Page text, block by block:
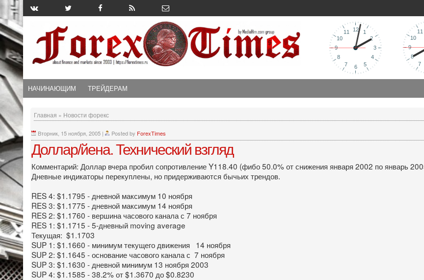
НАЧИНАЮЩИМ ТРЕЙДЕРАМ
Главная » Новости форекс
Вторник, 15 ноября, 2005 | Posted by ForexTimes
Доллар/йена. Технический взгляд
Комментарий: Доллар вчера пробил сопротивление Y118.40 (фибо 50.0% от снижения января 2002 по январь
Дневные индикаторы перекуплены, но придерживаются бычьих трендов.
RES 4: $1.1795 - дневной максимум 10 ноября
RES 3: $1.1775 - дневной максимум 14 ноября
RES 2: $1.1760 - вершина часового канала с 7 ноября
RES 1: $1.1715 - 5-дневный moving average
Текущая: $1.1703
SUP 1: $1.1660 - минимум текущего движения 14 ноября
SUP 2: $1.1645 - основание часового канала с 7 ноября
SUP 3: $1.1630 - дневной минимум 13 ноября 2003
SUP 4: $1.1585 - 38.2% от $1.3670 до $0.8230